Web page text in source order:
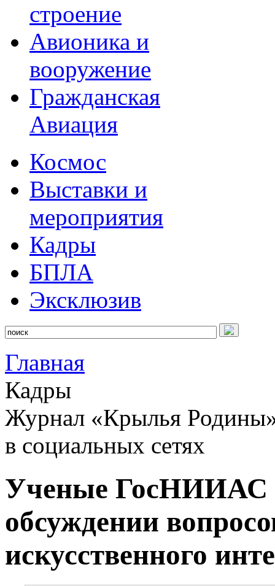
строение
Авионика и
вооружение
Гражданская
Авиация
Космос
Выставки и
мероприятия
Кадры
БПЛА
Эксклюзив
Главная
Кадры
Журнал «Крылья
в социальных сетях
Ученые ГосНИИАС
обсуждении
искусственного